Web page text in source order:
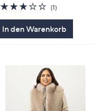
3.0
von
(1)1
In den Warenkorb